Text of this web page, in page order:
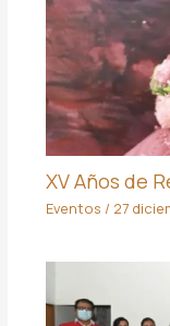
XV Años de
Eventos / 27